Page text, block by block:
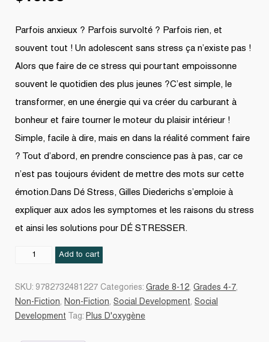
Parfois anxieux ? Parfois survolté ? Parfois rien, et
souvent tout ! Un adolescent sans stress ça n’existe pas !
Alors que faire de ce stress qui pourtant empoissonne
souvent le quotidien des plus jeunes ?C’est simple, le
transformer, en une énergie qui va créer du carburant à
bonheur et faire tourner le moteur du plaisir intérieur !
Simple, facile à dire, mais en dans la réalité comment faire
? Tout d’abord, en prendre conscience pas à pas, car ce
n’est pas toujours évident de mettre des mots sur cette
émotion.Dans Dé Stress, Gilles Diederichs s’emploie à
expliquer aux ados les symptomes et les raisons du stress
et ainsi les solutions pour DÉ STRESSER.
Déstresse
Add to cart
SKU: 9782732481227 Categories: Grade 8-12, Grades 4-7,
Non-Fiction, Non-Fiction, Social Development, Social
Development
Tag: Plus D'oxygène